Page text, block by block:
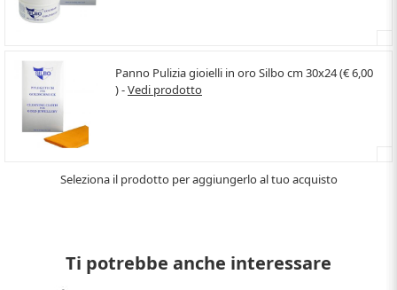
Panno Pulizia gioielli in oro Silbo cm 30x24 (€ 6,00
) -Vedi prodotto
Seleziona il prodotto per aggiungerlo al tuo acquisto
Ti potrebbe anche interessare